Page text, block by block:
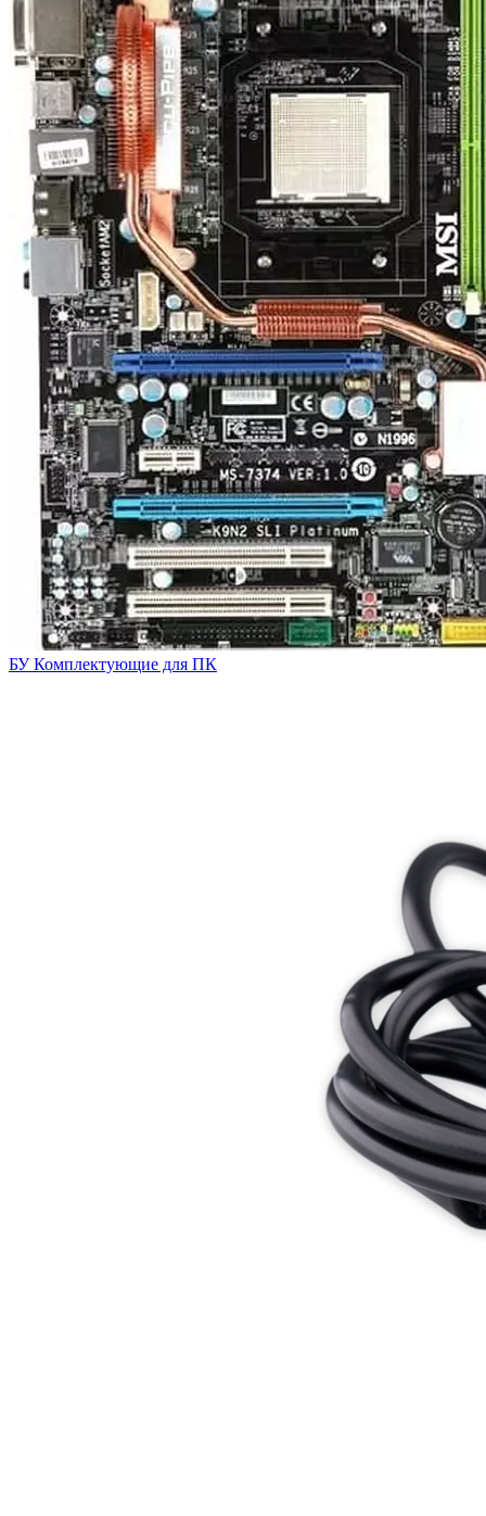
БУ Комплектующие для ПК